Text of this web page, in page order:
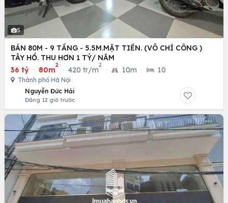
5
BÁN 80M - 9 TẦNG - 5.5M.MẶT TIỀN. (VÕ CHÍ CÔNG )
TÂY HỒ. THU HƠN 1 TỶ/ NĂM
36 tỷ · 80m
2
· 420 tr/m
2
· 10m · 10
Thành phố Hà Nội
Nguyễn Đức Hải
Đăng 12 giờ trước